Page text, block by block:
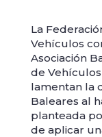
La
Vehículos
Asociación
de
lamentan la
Baleares al
planteada
de aplicar